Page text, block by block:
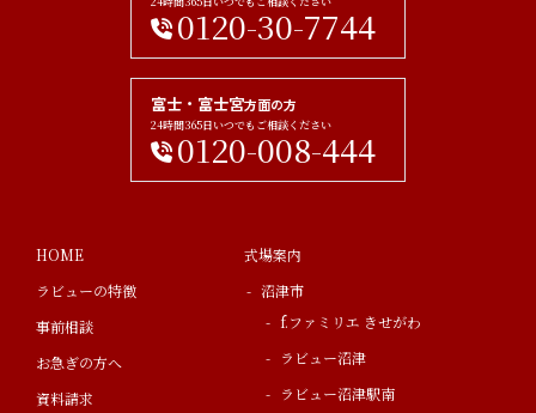
0120-30-7744
富士・富士宮方面の方
24時間365日いつでもご相談ください
0120-008-444
HOME
ラビューの特徴
事前相談
お急ぎの方へ
資料請求
式場案内
沼津市
f.ファミリエ きせがわ
ラビュー沼津
ラビュー沼津駅南